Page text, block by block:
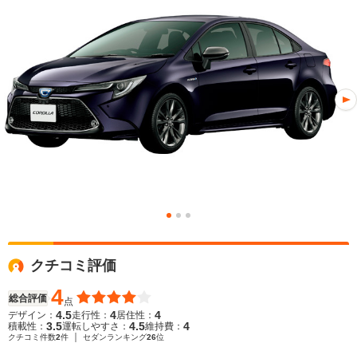
クチコミ評価
総合評価 4点
デザイン： 4.5走行性： 4居住性： 4
積載性： 3.5運転しやすさ： 4.5維持費： 4
クチコミ件数2件 セダンランキング26位